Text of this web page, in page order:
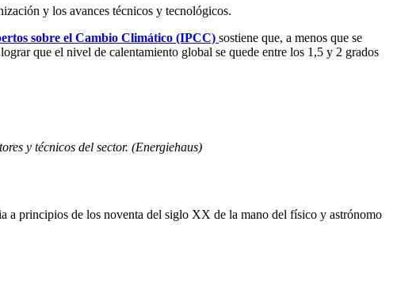
y los avances técnicos y tecnológicos.
sobre el Cambio Climático (IPCC) sostiene que, a menos que se
que el nivel de calentamiento global se quede entre los 1,5 y 2 grados
y técnicos del sector. (Energiehaus)
a principios de los noventa del siglo XX de la mano del físico y astrónomo